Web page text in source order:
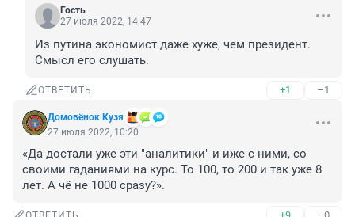
Гость
27 июля 2022, 14:47
Из путина экономист даже хуже, чем президент.
Смысл его слушать.
ОТВЕТИТЬ +1 –1
Домовёнок Кузя
27 июля 2022, 10:20
«Да достали уже эти "аналитики" и иже с ними, со
своими гаданиями на курс. То 100, то 200 и так уже 8
лет. А чё не 1000 сразу?».